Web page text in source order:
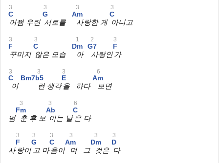
C
3
어쩜 우린
G
3
서로를
Am
3
사랑한 게
C
3
아니고
F
3
꾸미지
C
3
않은 모습
Dm
1
아
G7
2
사랑인
F
3
가
C
3
이
Bm7b5
3
런 생각
E
3
을 하다
Am
6
보면
멈
Fm
3
춘 후 보
Ab
3
이는 날
C
6
은 다
사
F
3
랑이
G
3
고 마
C
3
음이
Am
3
며 그
Dm
3
것은
D
3
다